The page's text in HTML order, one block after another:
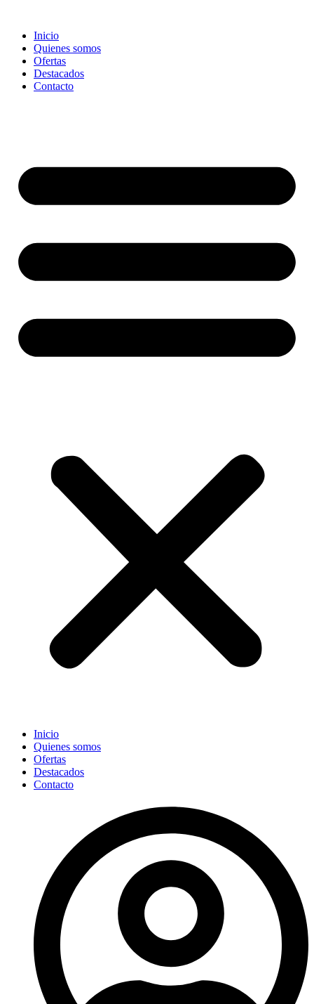
contenido
Inicio
Quienes somos
Ofertas
Destacados
Contacto
Inicio
Quienes somos
Ofertas
Destacados
Contacto